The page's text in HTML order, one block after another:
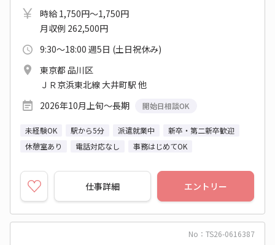
時給 1,750円～1,750円
月収例 262,500円
9:30～18:00 週5日 (土日祝休み)
東京都 品川区
ＪＲ京浜東北線 大井町駅 他
2026年10月上旬～長期
開始日相談OK
未経験OK 駅から5分 派遣就業中
新卒・第二新卒歓迎
休憩室あり
電話対応なし 事務はじめてOK
仕事詳細 エントリー
No：TS26-0616387